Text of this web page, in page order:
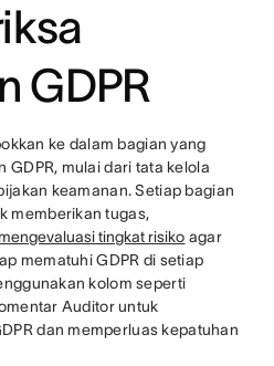
GDPR
ke dalam bagian yang
GDPR, mulai dari tata kelola
keamanan. Setiap bagian
memberikan tugas,
mengevaluasi tingkat risiko agar
mematuhi GDPR di setiap
kolom seperti
Auditor untuk
dan memperluas kepatuhan